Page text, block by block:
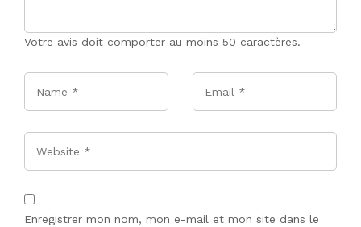
Votre avis doit comporter au moins 50 caractères.
Enregistrer mon nom, mon e-mail et mon site dans le